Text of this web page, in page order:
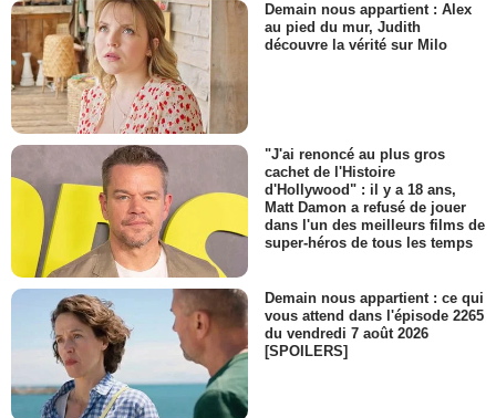
Demain nous appartient : Alex
au pied du mur, Judith
découvre la vérité sur Milo
"J'ai renoncé au plus gros
cachet de l'Histoire
d'Hollywood" : il y a 18 ans,
Matt Damon a refusé de jouer
dans l'un des meilleurs films de
super-héros de tous les temps
Demain nous appartient : ce qui
vous attend dans l'épisode 2265
du vendredi 7 août 2026
[SPOILERS]